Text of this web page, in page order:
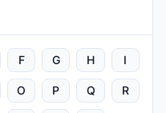
F G H I
O P Q R